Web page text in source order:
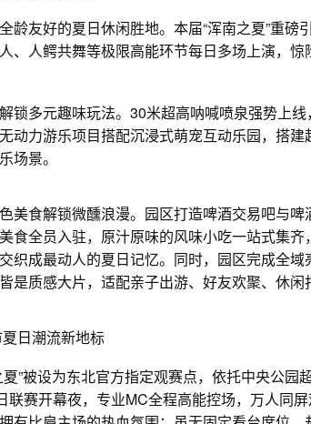
友好的夏日休闲胜地。本届“浑南之夏”重磅
、人鳄共舞等极限高能环节每日多场上演，
多元趣味玩法。30米超高呐喊喷泉强势上线
动力游乐项目搭配沉浸式萌宠互动乐园，搭
场景。
食解锁微醺浪漫。园区打造啤酒交易吧与啤
食全员入驻，原汁原味的风味小吃一站式集
织成最动人的夏日记忆。同时，园区完成全域
是质感大片，适配亲子出游、好友欢聚、休闲
日潮流新地标
被设为东北官方指定观赛点，依托中央公园
联赛开幕夜，专业MC全程高能控场，万人同